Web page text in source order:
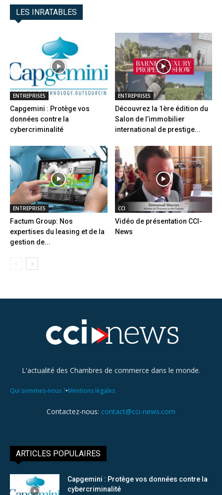
LES INRATABLES
ENTREPRISES
Capgemini : Protège vos
données contre la
cybercriminalité
ENTREPRISES
Découvrez la 1ère édition du
Salon de l’immobilier
international de prestige...
ENTREPRISES
Factum Group: Nos
expertises du leasing et de la
gestion de...
CCI
Vidéo de présentation CCI-
News
L'actualité des Chambres de commerce dans le monde.
Qui sommes-nous ?•Mentions légales
Contactez-nous: contact@cci-news.com
ARTICLES POPULAIRES
Capgemini : Protège vos données contre la
cybercriminalité